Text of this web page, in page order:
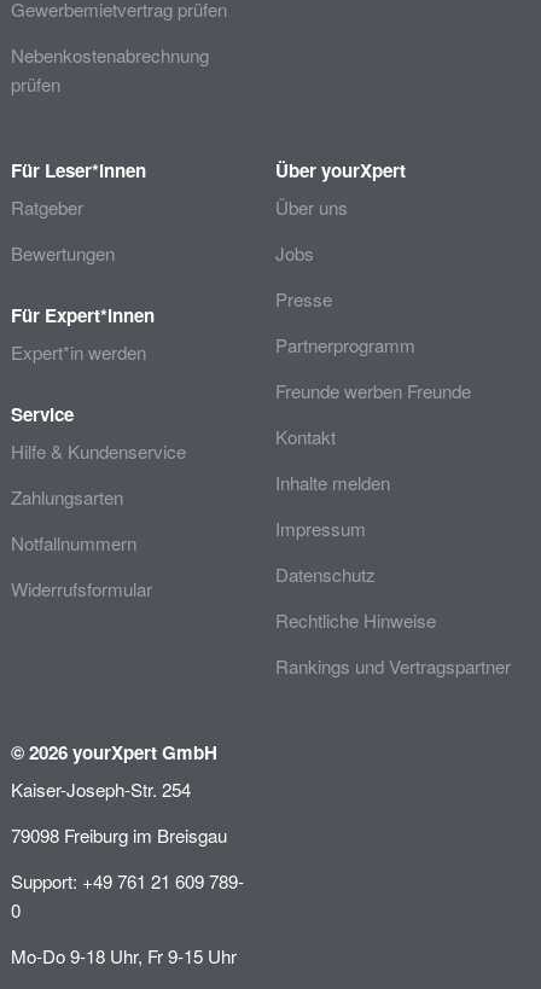
Gewerbemietvertrag prüfen
Nebenkostenabrechnung
prüfen
Für Leser*innen
Ratgeber
Bewertungen
Für Expert*innen
Expert*in werden
Service
Hilfe & Kundenservice
Zahlungsarten
Notfallnummern
Widerrufsformular
Über yourXpert
Über uns
Jobs
Presse
Partnerprogramm
Freunde werben Freunde
Kontakt
Inhalte melden
Impressum
Datenschutz
Rechtliche Hinweise
Rankings und Vertragspartner
© 2026 yourXpert GmbH
Kaiser-Joseph-Str. 254
79098 Freiburg im Breisgau
Support: +49 761 21 609 789-
0
Mo-Do 9-18 Uhr, Fr 9-15 Uhr